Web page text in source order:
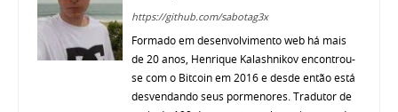
https://github.com/sabotag3x
Formado em desenvolvimento web há mais
de 20 anos, Henrique Kalashnikov encontrou-
se com o Bitcoin em 2016 e desde então está
desvendando seus pormenores. Tradutor de